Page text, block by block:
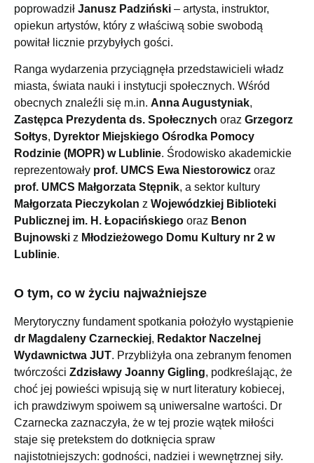
poprowadził Janusz Padziński – artysta, instruktor,
opiekun artystów, który z właściwą sobie swobodą
powitał licznie przybyłych gości.
Ranga wydarzenia przyciągnęła przedstawicieli władz
miasta, świata nauki i instytucji społecznych. Wśród
obecnych znaleźli się m.in. Anna Augustyniak,
Zastępca Prezydenta ds. Społecznych oraz Grzegorz
Sołtys, Dyrektor Miejskiego Ośrodka Pomocy
Rodzinie (MOPR) w Lublinie. Środowisko akademickie
reprezentowały prof. UMCS Ewa Niestorowicz oraz
prof. UMCS Małgorzata Stępnik, a sektor kultury
Małgorzata Pieczykolan z Wojewódzkiej Biblioteki
Publicznej im. H. Łopacińskiego oraz Benon
Bujnowski z Młodzieżowego Domu Kultury nr 2 w
Lublinie.
O tym, co w życiu najważniejsze
Merytoryczny fundament spotkania położyło wystąpienie
dr Magdaleny Czarneckiej, Redaktor Naczelnej
Wydawnictwa JUT. Przybliżyła ona zebranym fenomen
twórczości Zdzisławy Joanny Gigling, podkreślając, że
choć jej powieści wpisują się w nurt literatury kobiecej,
ich prawdziwym spoiwem są uniwersalne wartości. Dr
Czarnecka zaznaczyła, że w tej prozie wątek miłości
staje się pretekstem do dotknięcia spraw
najistotniejszych: godności, nadziei i wewnętrznej siły.